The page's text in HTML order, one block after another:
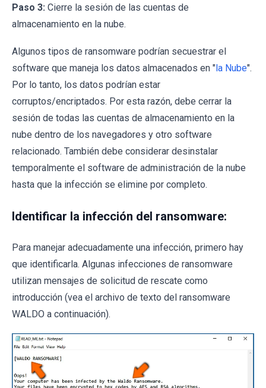
Paso 3: Cierre la sesión de las cuentas de
almacenamiento en la nube.
Algunos tipos de ransomware podrían secuestrar el
software que maneja los datos almacenados en " la Nube".
Por lo tanto, los datos podrían estar
corruptos/encriptados. Por esta razón, debe cerrar la
sesión de todas las cuentas de almacenamiento en la
nube dentro de los navegadores y otro software
relacionado. También debe considerar desinstalar
temporalmente el software de administración de la nube
hasta que la infección se elimine por completo.
Identificar la infección del ransomware:
Para manejar adecuadamente una infección, primero hay
que identificarla. Algunas infecciones de ransomware
utilizan mensajes de solicitud de rescate como
introducción (vea el archivo de texto del ransomware
WALDO a continuación).